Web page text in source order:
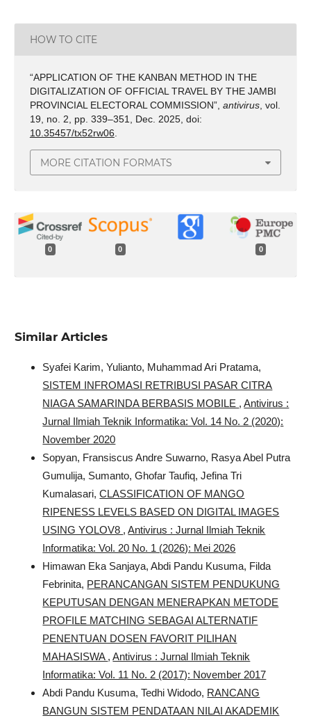
HOW TO CITE
“APPLICATION OF THE KANBAN METHOD IN THE
DIGITALIZATION OF OFFICIAL TRAVEL BY THE JAMBI
PROVINCIAL ELECTORAL COMMISSION”, antivirus, vol.
19, no. 2, pp. 339–351, Dec. 2025, doi:
10.35457/tx52rw06.
MORE CITATION FORMATS
0 0 0
Similar Articles
Syafei Karim, Yulianto, Muhammad Ari Pratama,
SISTEM INFROMASI RETRIBUSI PASAR CITRA
NIAGA SAMARINDA BERBASIS MOBILE ,Antivirus :
Jurnal Ilmiah Teknik Informatika: Vol. 14 No. 2 (2020):
November 2020
Sopyan, Fransiscus Andre Suwarno, Rasya Abel Putra
Gumulija, Sumanto, Ghofar Taufiq, Jefina Tri
Kumalasari,CLASSIFICATION OF MANGO
RIPENESS LEVELS BASED ON DIGITAL IMAGES
USING YOLOV8 ,Antivirus : Jurnal Ilmiah Teknik
Informatika: Vol. 20 No. 1 (2026): Mei 2026
Himawan Eka Sanjaya, Abdi Pandu Kusuma, Filda
Febrinita, PERANCANGAN SISTEM PENDUKUNG
KEPUTUSAN DENGAN MENERAPKAN METODE
PROFILE MATCHING SEBAGAI ALTERNATIF
PENENTUAN DOSEN FAVORIT PILIHAN
MAHASISWA ,Antivirus : Jurnal Ilmiah Teknik
Informatika: Vol. 11 No. 2 (2017): November 2017
Abdi Pandu Kusuma, Tedhi Widodo, RANCANG
BANGUN SISTEM PENDATAAN NILAI AKADEMIK